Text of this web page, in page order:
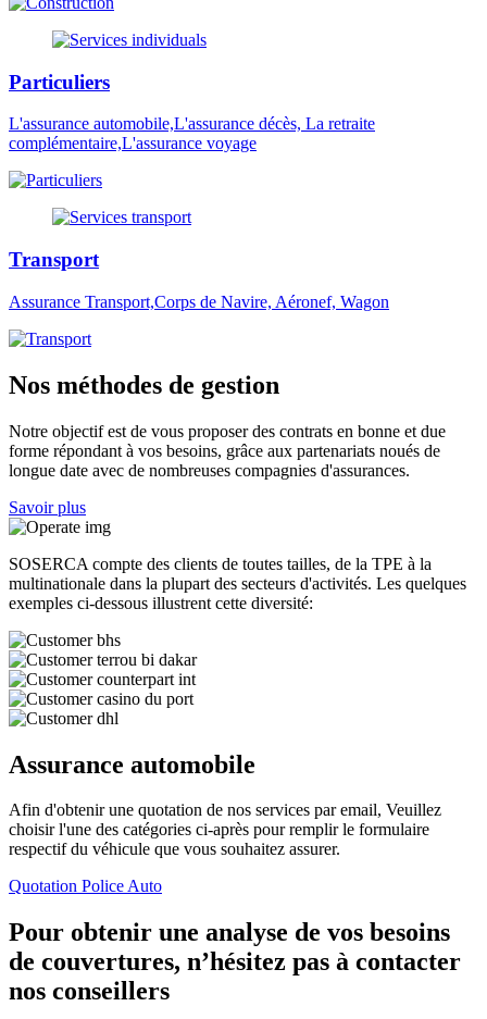
Particuliers
L'assurance automobile,L'assurance décès, La retraite
complémentaire,L'assurance voyage
Transport
Assurance Transport,Corps de Navire, Aéronef, Wagon
Nos méthodes de gestion
Notre objectif est de vous proposer des contrats en bonne et due
forme répondant à vos besoins, grâce aux partenariats noués de
longue date avec de nombreuses compagnies d'assurances.
Savoir plus
SOSERCA compte des clients de toutes tailles, de la TPE à la
multinationale dans la plupart des secteurs d'activités. Les quelques
exemples ci-dessous illustrent cette diversité:
Assurance automobile
Afin d'obtenir une quotation de nos services par email, Veuillez
choisir l'une des catégories ci-après pour remplir le formulaire
respectif du véhicule que vous souhaitez assurer.
Quotation Police Auto
Pour obtenir une analyse de vos besoins
de couvertures, n’hésitez pas à contacter
nos conseillers